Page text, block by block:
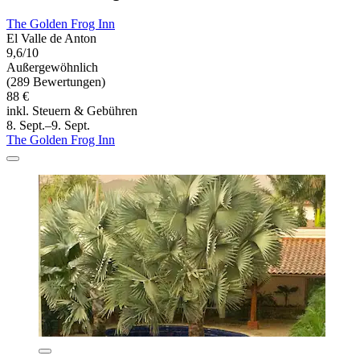
The Golden Frog Inn
El Valle de Anton
9,6/10
Außergewöhnlich
(289 Bewertungen)
88 €
inkl. Steuern & Gebühren
8. Sept.–9. Sept.
The Golden Frog Inn